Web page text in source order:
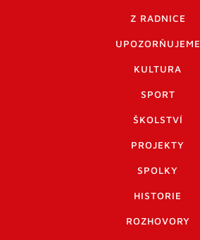
Z RADNICE
UPOZORŇUJEME
KULTURA
SPORT
ŠKOLSTVÍ
PROJEKTY
SPOLKY
HISTORIE
ROZHOVORY